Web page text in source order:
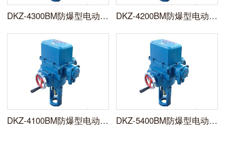
DKZ-4300BM防爆型电动执行器 DKZ-4200BM防爆型电动执行器
DKZ-4100BM防爆型电动执行器 DKZ-5400BM防爆型电动执行器